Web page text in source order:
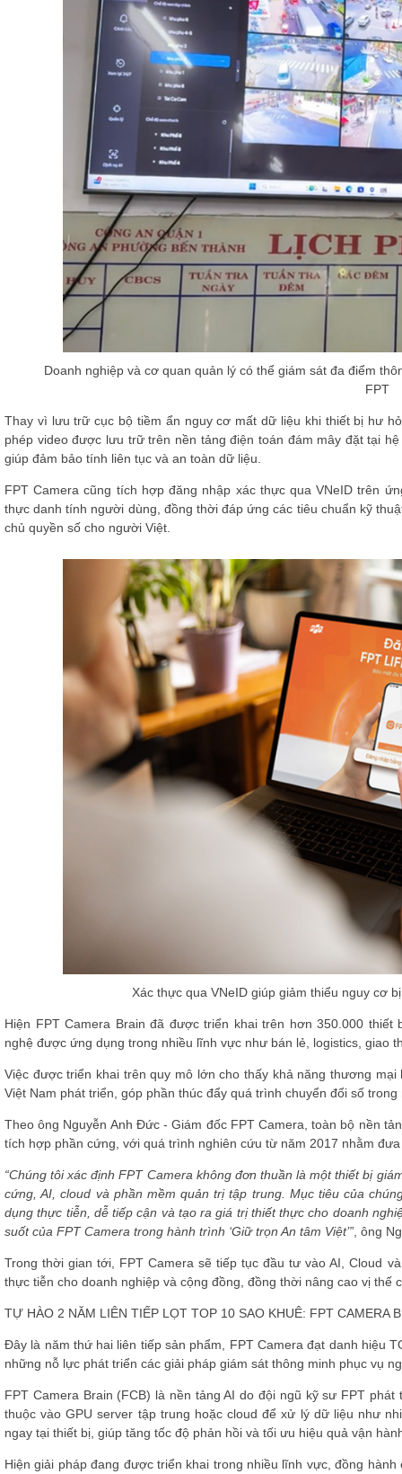
Doanh nghiệp và cơ quan quản lý có thể giám sát đa điểm
FPT
Thay vì lưu trữ cục bộ tiềm ẩn nguy cơ mất dữ liệu khi thiết bị hư
phép video được lưu trữ trên nền tảng điện toán đám mây đặt tại
giúp đảm bảo tính liên tục và an toàn dữ liệu.
FPT Camera cũng tích hợp đăng nhập xác thực qua VNeID trên
thực danh tính người dùng, đồng thời đáp ứng các tiêu chuẩn kỹ
chủ quyền số cho người Việt.
Xác thực qua VNeID giúp giảm thiểu nguy cơ
Hiện FPT Camera Brain đã được triển khai trên hơn 350.000
nghệ được ứng dụng trong nhiều lĩnh vực như bán lẻ, logistics, giao
Việc được triển khai trên quy mô lớn cho thấy khả năng thương
Việt Nam phát triển, góp phần thúc đẩy quá trình chuyển đổi số
Theo ông Nguyễn Anh Đức - Giám đốc FPT Camera, toàn bộ nền
tích hợp phần cứng, với quá trình nghiên cứu từ năm 2017 nhằm
“Chúng tôi xác định FPT Camera không đơn thuần là một thiết bị
cứng, AI, cloud và phần mềm quản trị tập trung. Mục tiêu của
dụng thực tiễn, dễ tiếp cận và tạo ra giá trị thiết thực cho doanh
suốt của FPT Camera trong hành trình ‘Giữ trọn An tâm Việt’” , ông
Trong thời gian tới, FPT Camera sẽ tiếp tục đầu tư vào AI, Cloud
thực tiễn cho doanh nghiệp và cộng đồng, đồng thời nâng cao vị thế
TỰ HÀO 2 NĂM LIÊN TIẾP LỌT TOP 10 SAO KHUÊ: FPT CAMERA
Đây là năm thứ hai liên tiếp sản phẩm, FPT Camera đạt danh hiệu
những nỗ lực phát triển các giải pháp giám sát thông minh phục vụ
FPT Camera Brain (FCB) là nền tảng AI do đội ngũ kỹ sư FPT
thuộc vào GPU server tập trung hoặc cloud để xử lý dữ liệu như
ngay tại thiết bị, giúp tăng tốc độ phản hồi và tối ưu hiệu quả vận
Hiện giải pháp đang được triển khai trong nhiều lĩnh vực, đồng